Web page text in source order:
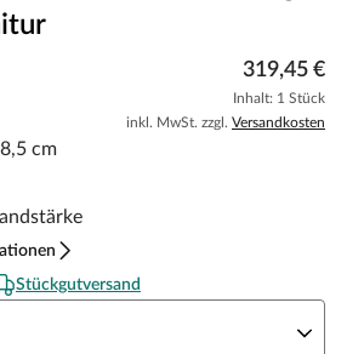
319,45 €
Inhalt: 1 Stück
inkl. MwSt. zzgl. Versandkosten
cm
Stückgutversand